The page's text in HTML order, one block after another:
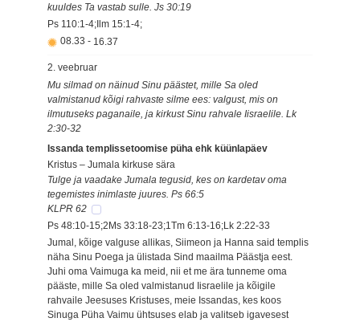
kuuldes Ta vastab sulle. Js 30:19
Ps 110:1-4;Ilm 15:1-4;
08.33 - 16.37
2. veebruar
Mu silmad on näinud Sinu päästet, mille Sa oled
valmistanud kõigi rahvaste silme ees: valgust, mis on
ilmutuseks paganaile, ja kirkust Sinu rahvale Iisraelile. Lk
2:30-32
Issanda templissetoomise püha ehk küünlapäev
Kristus – Jumala kirkuse sära
Tulge ja vaadake Jumala tegusid, kes on kardetav oma
tegemistes inimlaste juures. Ps 66:5
KLPR 62
Ps 48:10-15;2Ms 33:18-23;1Tm 6:13-16;Lk 2:22-33
Jumal, kõige valguse allikas, Siimeon ja Hanna said templis
näha Sinu Poega ja ülistada Sind maailma Päästja eest.
Juhi oma Vaimuga ka meid, nii et me ära tunneme oma
pääste, mille Sa oled valmistanud Iisraelile ja kõigile
rahvaile Jeesuses Kristuses, meie Issandas, kes koos
Sinuga Püha Vaimu ühtsuses elab ja valitseb igavesest